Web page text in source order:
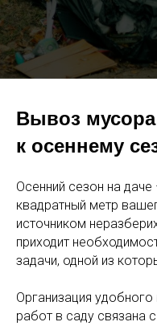
Вывоз мусора
к осеннему
Осенний сезон на
квадратный метр
источником
приходит
задачи, одной из
Организация
работ в саду связана